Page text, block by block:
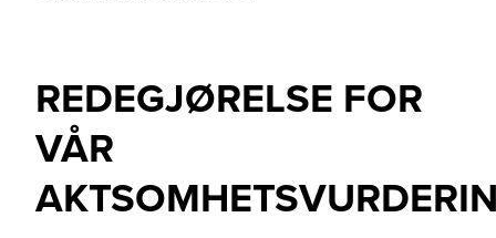
REDEGJØRELSE FOR
VÅR